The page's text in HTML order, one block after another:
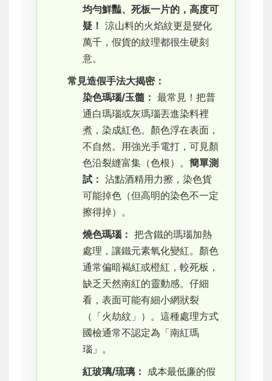
均勻鮮豔、死板一片的，高度可
疑！ 涼山料的火焰紋更是變化
萬千，假貨的紋理都很生硬刻
意。
常見造假手法大揭密：
染色瑪瑙/玉髓： 最常見！把普
通白瑪瑙或灰瑪瑙丟進染料裡
煮，染成紅色。顏色浮在表面，
不自然。用強光手電打，可見顏
色沿裂縫富集（色根）。 簡單測
試： 沾點酒精用力擦，染色貨
可能掉色（但高明的染色不一定
擦得掉）。
燒色瑪瑙： 把含鐵的瑪瑙加熱
處理，讓鐵元素氧化變紅。顏色
通常偏暗褐紅或橙紅，較死板，
缺乏天然南紅的靈動感。仔細
看，表面可能有細小網狀裂
（「火劫紋」）。這種處理方式
國檢通常不認定為「南紅瑪
瑙」。
紅玻璃/琉璃： 成本最低廉的假